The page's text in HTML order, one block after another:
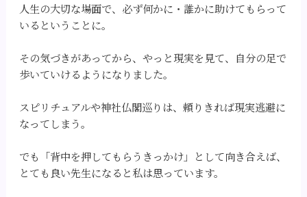
人生の大切な場面で、必ず何かに・誰かに助けてもらって
いるということに。
その気づきがあってから、やっと現実を見て、自分の足で
歩いていけるようになりました。
スピリチュアルや神社仏閣巡りは、頼りきれば現実逃避に
なってしまう。
でも「背中を押してもらうきっかけ」として向き合えば、
とても良い先生になると私は思っています。